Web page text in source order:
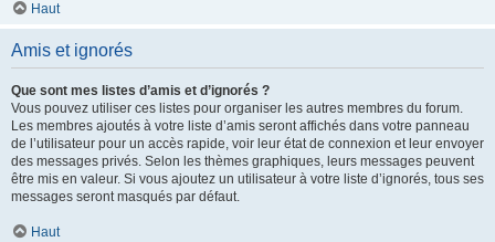
Haut
Amis et ignorés
Que sont mes listes d’amis et d’ignorés ?
Vous pouvez utiliser ces listes pour organiser les autres membres du forum.
Les membres ajoutés à votre liste d’amis seront affichés dans votre panneau
de l’utilisateur pour un accès rapide, voir leur état de connexion et leur envoyer
des messages privés. Selon les thèmes graphiques, leurs messages peuvent
être mis en valeur. Si vous ajoutez un utilisateur à votre liste d’ignorés, tous ses
messages seront masqués par défaut.
Haut